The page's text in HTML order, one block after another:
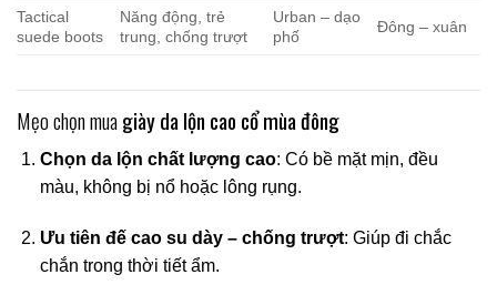
Tactical
suede boots
Năng động, trẻ
trung, chống trượt
Urban – dạo
phố
Đông – xuân
Mẹo chọn muagiày da lộn cao cổ mùa đông
Chọn da lộn chất lượng cao: Có bề mặt mịn, đều
màu, không bị nổ hoặc lông rụng.
Ưu tiên đế cao su dày – chống trượt: Giúp đi chắc
chắn trong thời tiết ẩm.